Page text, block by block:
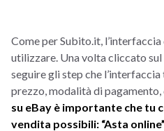
Come per Subito.it,
utilizzare. Una volta cliccato sul
seguire gli step che
prezzo, modalità di pagamento,
su eBay è importante che tu
vendita possibili: “Asta